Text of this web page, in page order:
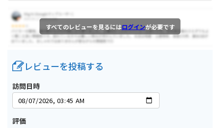
すべてのレビューを見るにはログインが必要です
レビューを投稿する
訪問日時
評価